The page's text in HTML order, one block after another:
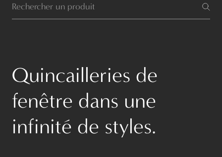
Quincailleries de
fenêtre dans une
infinité de styles.